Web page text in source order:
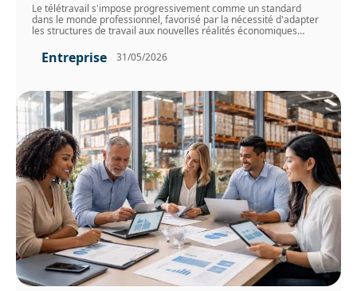
Le télétravail s'impose progressivement comme un standard
dans le monde professionnel, favorisé par la nécessité d'adapter
les structures de travail aux nouvelles réalités économiques…
Entreprise 31/05/2026